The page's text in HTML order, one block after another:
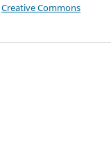
Creative Commons